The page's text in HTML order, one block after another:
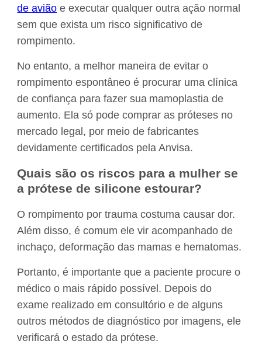
de avião e executar qualquer outra ação normal
sem que exista um risco significativo de
rompimento.
No entanto, a melhor maneira de evitar o
rompimento espontâneo é procurar uma clínica
de confiança para fazer sua mamoplastia de
aumento. Ela só pode comprar as próteses no
mercado legal, por meio de fabricantes
devidamente certificados pela Anvisa.
Quais são os riscos para a mulher se
a prótese de silicone estourar?
O rompimento por trauma costuma causar dor.
Além disso, é comum ele vir acompanhado de
inchaço, deformação das mamas e hematomas.
Portanto, é importante que a paciente procure o
médico o mais rápido possível. Depois do
exame realizado em consultório e de alguns
outros métodos de diagnóstico por imagens, ele
verificará o estado da prótese.